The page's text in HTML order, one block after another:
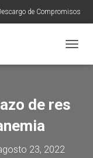
de Compromisos
A
de res
23, 2022